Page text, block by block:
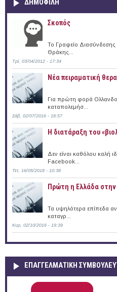
ΔΗΜΟΦΙΛΗ
Σκοπός
Το Γραφείο Διασύνδεσης
Θράκης...
Τρί, 03/04/2012 - 17:34
Νέα πειραματική
Για πρώτη φορά
καταπολεμήσ...
Σάβ, 02/07/2016 - 18:57
Η διατάραξη του
Δεν είναι καθόλου καλή
Facebook...
Τετ, 16/05/2018 - 10:38
Πρώτη η Ελλάδα στην
Τα υψηλότερα επίπεδα
καταγρ...
Κυρ, 02/10/2016 - 19:39
ΕΠΑΓΓΕΛΜΑΤΙΚΉ